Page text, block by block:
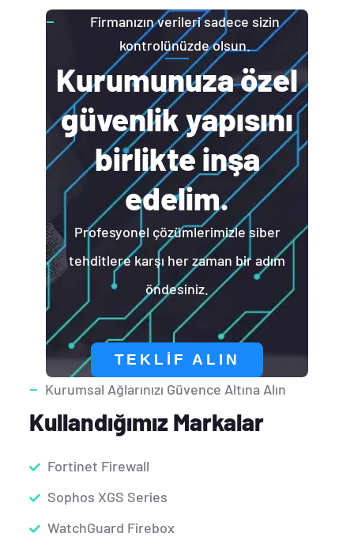
Firmanızın verileri sadece sizin
kontrolünüzde olsun.
Kurumunuza özel
güvenlik yapısını
birlikte inşa
edelim.
Profesyonel çözümlerimizle siber
tehditlere karşı her zaman bir adım
öndesiniz.
TEKLIF ALIN
Kurumsal Ağlarınızı Güvence Altına Alın
Kullandığımız Markalar
Fortinet Firewall
Sophos XGS Series
WatchGuard Firebox